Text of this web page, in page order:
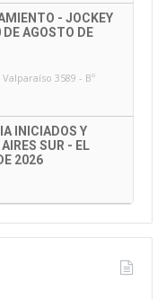
- JOCKEY
AGOSTO DE
Valparaíso 3589 - Bº
INICIADOS Y
SUR - EL
2026